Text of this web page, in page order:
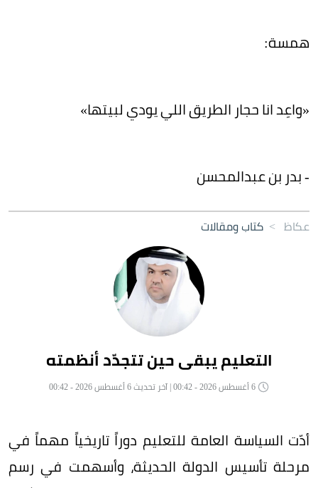
همسة:
«واعِد انا حجار الطريق اللي يودي لبيتها»
- بدر بن عبدالمحسن
عكاظ > كتاب ومقالات
التعليم يبقى حين تتجدّد أنظمته
أدّت السياسة العامة للتعليم دوراً تاريخياً مهماً في
مرحلة تأسيس الدولة الحديثة، وأسهمت في رسم